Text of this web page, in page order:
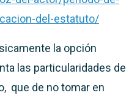
del-estatuto/
la opción
las particularidades de
que de no tomar en